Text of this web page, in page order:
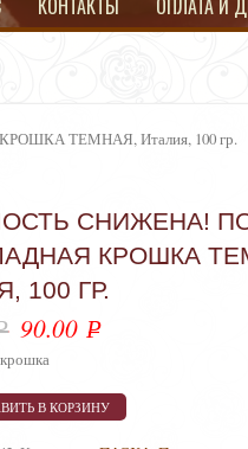
КОНТАКТЫ ОПЛАТА И
ТЕМНАЯ, Италия, 100 гр.
СНИЖЕНА!
КРОШКА
100 ГР.
90.00Р
В КОРЗИНУ